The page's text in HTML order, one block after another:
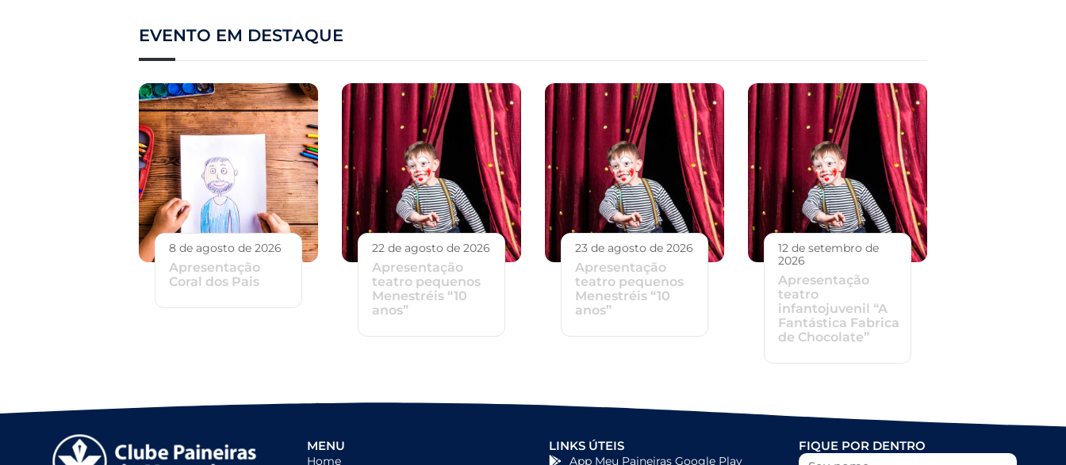
EVENTO EM DESTAQUE
8 de agosto de 2026
Apresentação
Coral dos Pais
22 de agosto de 2026
Apresentação
teatro pequenos
Menestréis “10
anos”
23 de agosto de 2026
Apresentação
teatro pequenos
Menestréis “10
anos”
12 de setembro de
2026
Apresentação
teatro
infantojuvenil “A
Fantástica Fabrica
de Chocolate”
MENU
Home
LINKS ÚTEIS
App Meu Paineiras Google Play
FIQUE POR DENTRO